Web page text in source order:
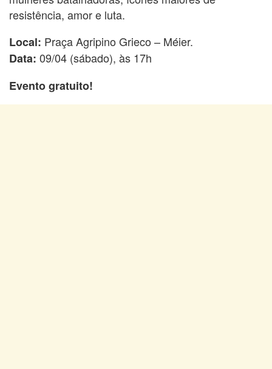
resistência, amor e luta.
Local: Praça Agripino Grieco – Méier.
Data: 09/04 (sábado), às 17h
Evento gratuito!